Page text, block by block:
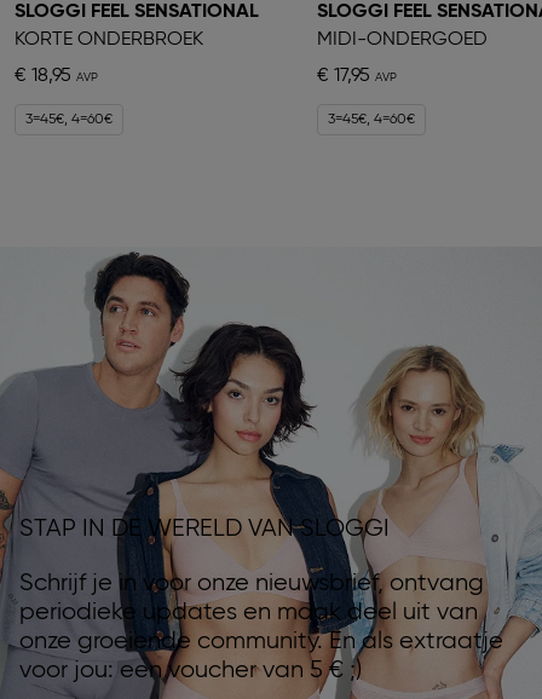
SLOGGI FEEL SENSATIONAL
KORTE ONDERBROEK
€ 18,95
3=45€, 4=60€
SLOGGI FEEL
MIDI-ONDERGOED
€ 17,95
3=45€, 4=60€
STAP IN DE WERELD VAN SLOGGI
Schrijf je in voor onze nieuwsbrief, ontvang
periodieke updates en maak deel uit van
onze groeiende community. En als extraatje
voor jou: een voucher van 5 € ;)